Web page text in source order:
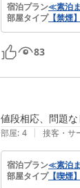
宿泊プラン≪素泊
部屋タイプ【禁煙
83
値段相応、問題な
部屋: 4 | 接客・サ
宿泊プラン≪素泊
部屋タイプ【喫煙